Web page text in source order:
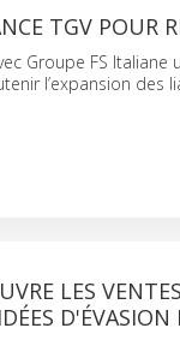
TGV POUR
Groupe FS
l’expansion des
LES
D'ÉVASION